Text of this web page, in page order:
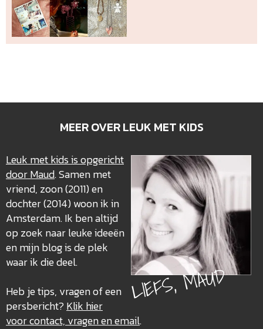
MEER OVER LEUK MET KIDS
LIEFS, MAUD
Leuk met kids is opgericht
door Maud. Samen met
vriend, zoon (2011) en
dochter (2014) woon ik in
Amsterdam. Ik ben altijd
op zoek naar leuke ideeën
en mijn blog is de plek
waar ik die deel.
Heb je tips, vragen of een
persbericht? Klik hier
voor contact, vragen en email.